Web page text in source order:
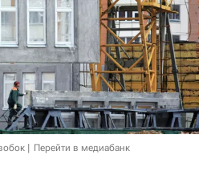
Перейти в медиабанк